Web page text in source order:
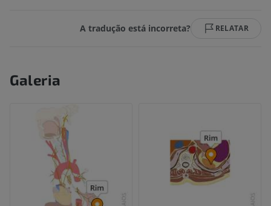
A tradução está incorreta? RELATAR
Galeria